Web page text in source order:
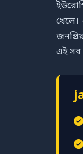
খেলে।
এই সব